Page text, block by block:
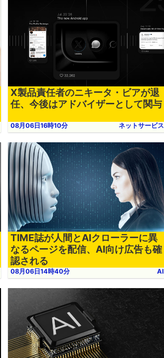
X製品責任者のニキータ・ビアが退
任、今後はアドバイザーとして関与
08月06日16時10分 ネットサービス
TIME誌が人間とAIクローラーに異
なるページを配信、AI向け広告も確
認される
08月06日14時40分 AI